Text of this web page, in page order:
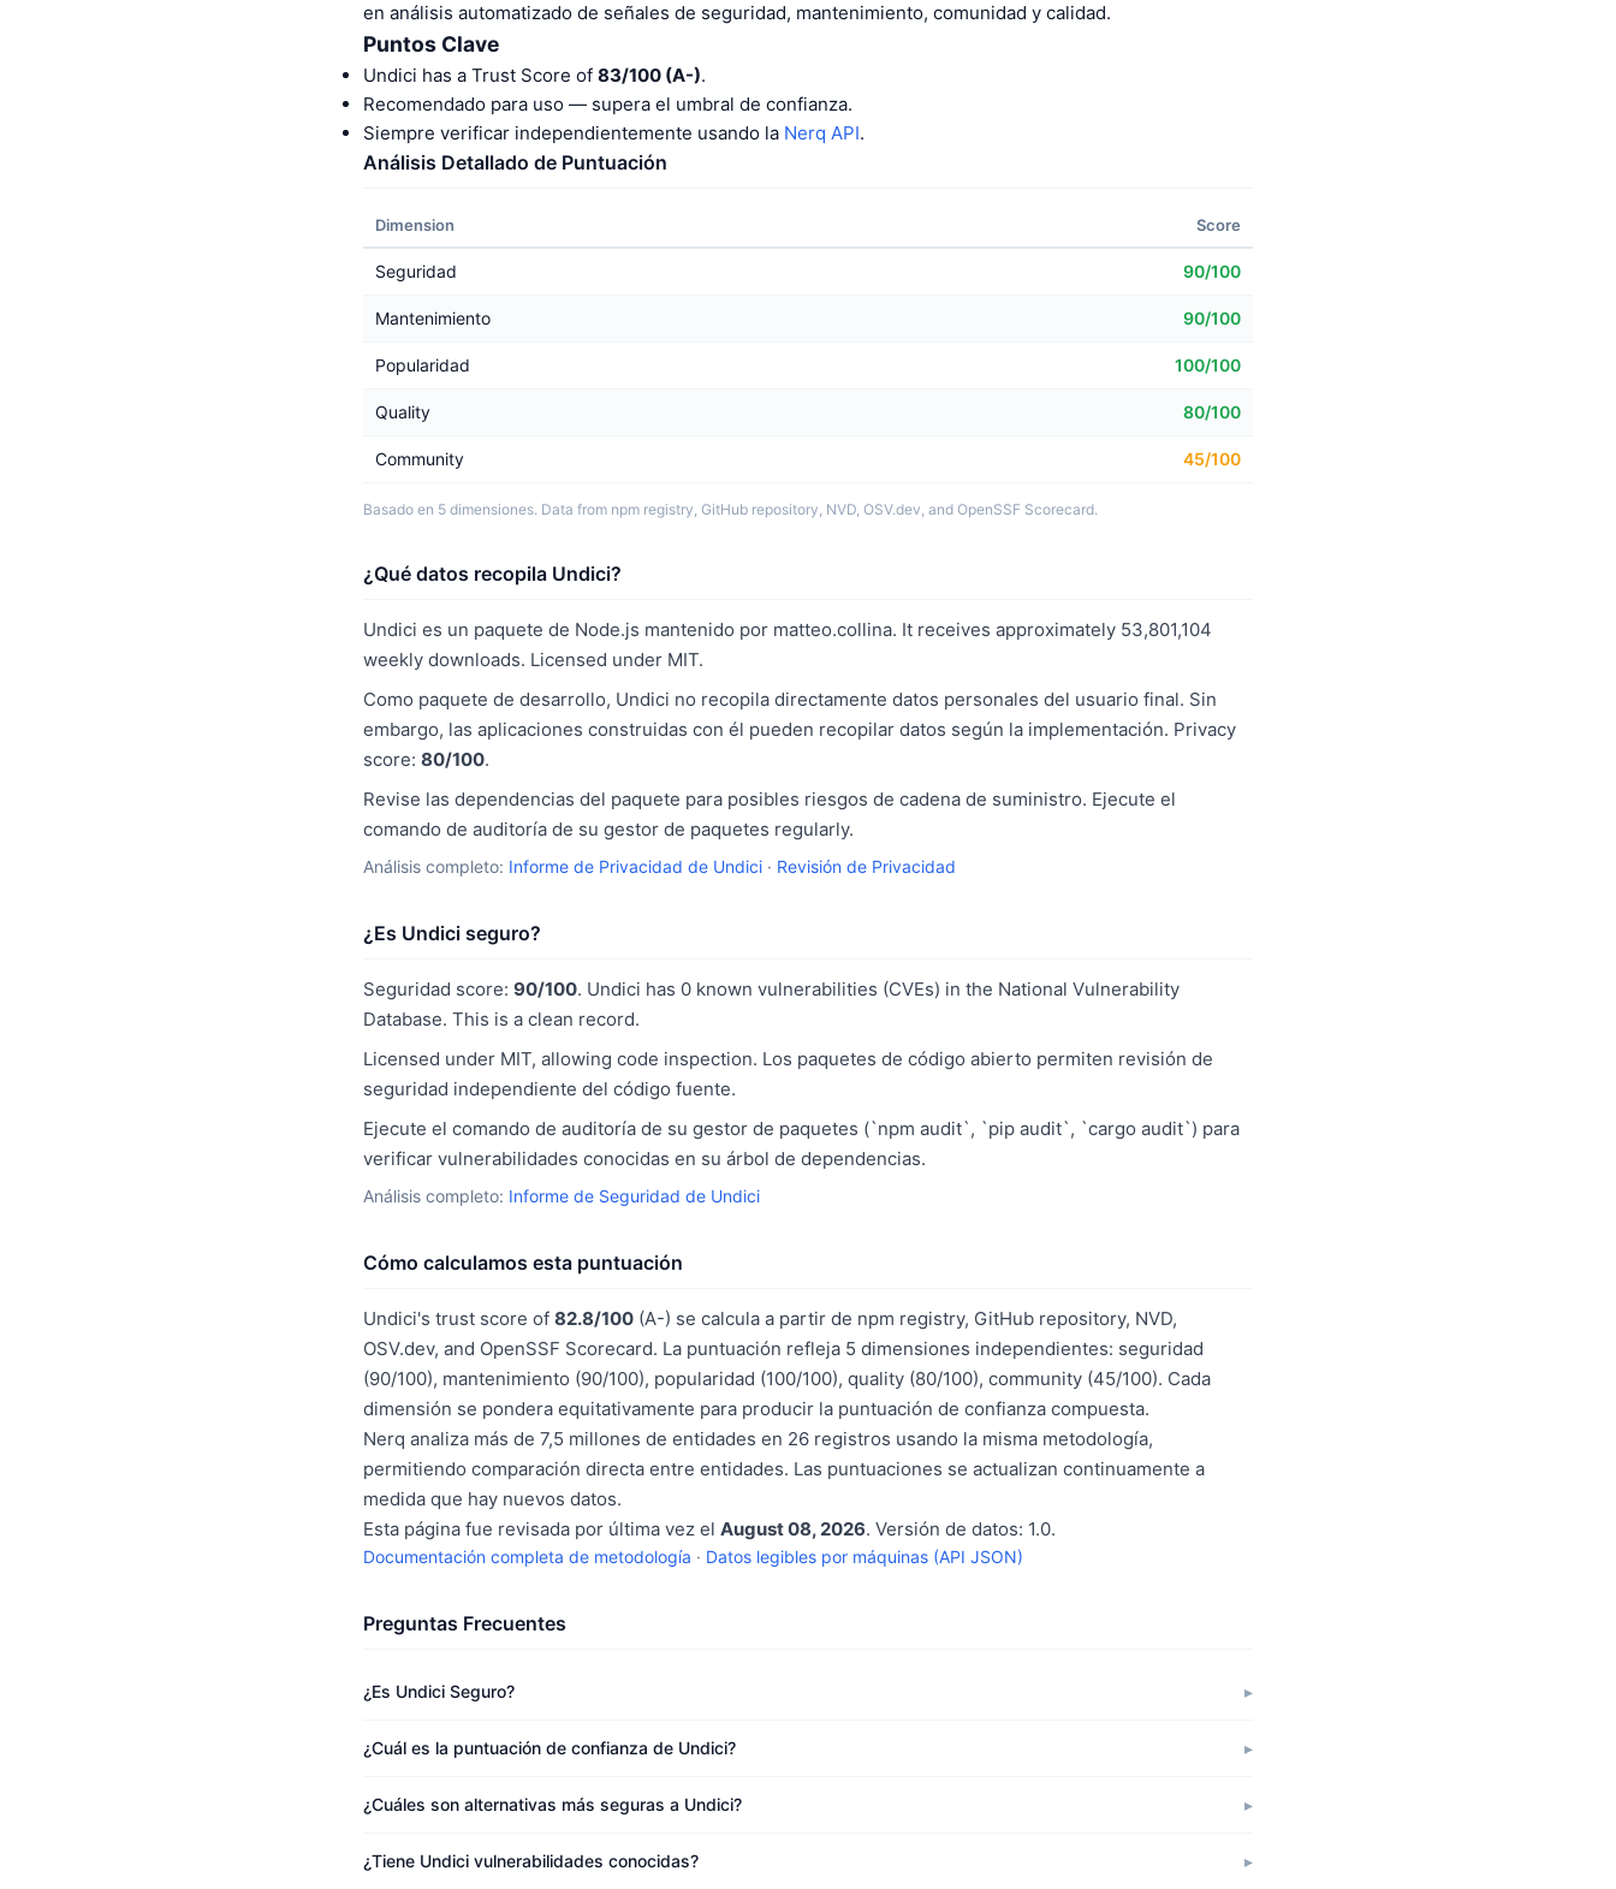
en análisis automatizado de señales de seguridad, mantenimiento, comunidad y calidad.
Puntos Clave
Undici has a Trust Score of 83/100 (A-).
Recomendado para uso — supera el umbral de confianza.
Siempre verificar independientemente usando la Nerq API.
Análisis Detallado de Puntuación
Dimension Score
Seguridad 90/100
Mantenimiento 90/100
Popularidad 100/100
Quality 80/100
Community 45/100
Basado en 5 dimensiones. Data from npm registry, GitHub repository, NVD, OSV.dev, and OpenSSF Scorecard.
¿Qué datos recopila Undici?
Undici es un paquete de Node.js mantenido por matteo.collina. It receives approximately 53,801,104
weekly downloads. Licensed under MIT.
Como paquete de desarrollo, Undici no recopila directamente datos personales del usuario final. Sin
embargo, las aplicaciones construidas con él pueden recopilar datos según la implementación. Privacy
score: 80/100.
Revise las dependencias del paquete para posibles riesgos de cadena de suministro. Ejecute el
comando de auditoría de su gestor de paquetes regularly.
Análisis completo: Informe de Privacidad de Undici · Revisión de Privacidad
¿Es Undici seguro?
Seguridad score: 90/100. Undici has 0 known vulnerabilities (CVEs) in the National Vulnerability
Database. This is a clean record.
Licensed under MIT, allowing code inspection. Los paquetes de código abierto permiten revisión de
seguridad independiente del código fuente.
Ejecute el comando de auditoría de su gestor de paquetes (`npm audit`, `pip audit`, `cargo audit`) para
verificar vulnerabilidades conocidas en su árbol de dependencias.
Análisis completo: Informe de Seguridad de Undici
Cómo calculamos esta puntuación
Undici's trust score of 82.8/100 (A-) se calcula a partir de npm registry, GitHub repository, NVD,
OSV.dev, and OpenSSF Scorecard. La puntuación refleja 5 dimensiones independientes: seguridad
(90/100), mantenimiento (90/100), popularidad (100/100), quality (80/100), community (45/100). Cada
dimensión se pondera equitativamente para producir la puntuación de confianza compuesta.
Nerq analiza más de 7,5 millones de entidades en 26 registros usando la misma metodología,
permitiendo comparación directa entre entidades. Las puntuaciones se actualizan continuamente a
medida que hay nuevos datos.
Esta página fue revisada por última vez el August 08, 2026. Versión de datos: 1.0.
Documentación completa de metodología · Datos legibles por máquinas (API JSON)
Preguntas Frecuentes
¿Es Undici Seguro?
¿Cuál es la puntuación de confianza de Undici?
¿Cuáles son alternativas más seguras a Undici?
¿Tiene Undici vulnerabilidades conocidas?